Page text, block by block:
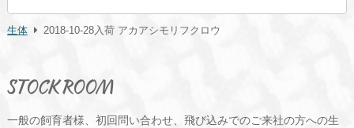
生体 2018-10-28入荷 アカアシモリフクロウ
STOCK ROOM
一般の飼育者様、初回問い合わせ、飛び込みでのご来社の方への生